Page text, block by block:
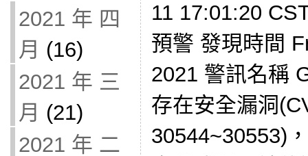
2021 年 四
月 (16)
2021 年 三
月 (21)
2021 年 二
11 17:01:20
預警 發現時間
2021 警訊名稱
存在安全漏洞
30544~30553)